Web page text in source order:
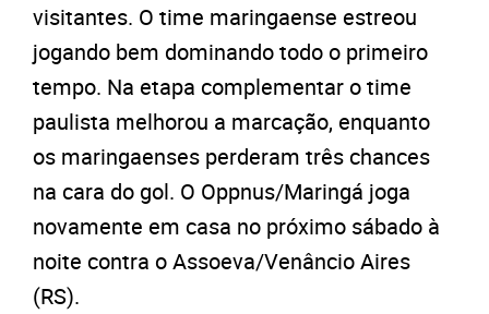
visitantes. O time maringaense estreou
jogando bem dominando todo o primeiro
tempo. Na etapa complementar o time
paulista melhorou a marcação, enquanto
os maringaenses perderam três chances
na cara do gol. O Oppnus/Maringá joga
novamente em casa no próximo sábado à
noite contra o Assoeva/Venâncio Aires
(RS).